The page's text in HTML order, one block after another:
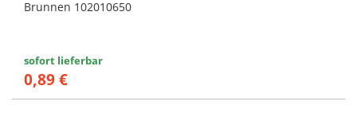
Brunnen 102010650
sofort lieferbar
0,89 €